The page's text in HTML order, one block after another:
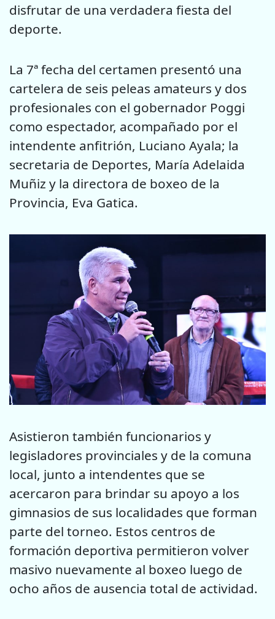
disfrutar de una verdadera fiesta del
deporte.
La 7ª fecha del certamen presentó una
cartelera de seis peleas amateurs y dos
profesionales con el gobernador Poggi
como espectador, acompañado por el
intendente anfitrión, Luciano Ayala; la
secretaria de Deportes, María Adelaida
Muñiz y la directora de boxeo de la
Provincia, Eva Gatica.
Asistieron también funcionarios y
legisladores provinciales y de la comuna
local, junto a intendentes que se
acercaron para brindar su apoyo a los
gimnasios de sus localidades que forman
parte del torneo. Estos centros de
formación deportiva permitieron volver
masivo nuevamente al boxeo luego de
ocho años de ausencia total de actividad.